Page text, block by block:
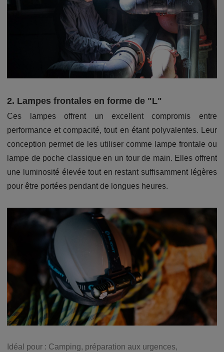
2. Lampes frontales en forme de "L"
Ces lampes offrent un excellent compromis entre
performance et compacité, tout en étant polyvalentes. Leur
conception permet de les utiliser comme lampe frontale ou
lampe de poche classique en un tour de main. Elles offrent
une luminosité élevée tout en restant suffisamment légères
pour être portées pendant de longues heures.
Idéal pour : Camping, préparation aux urgences,